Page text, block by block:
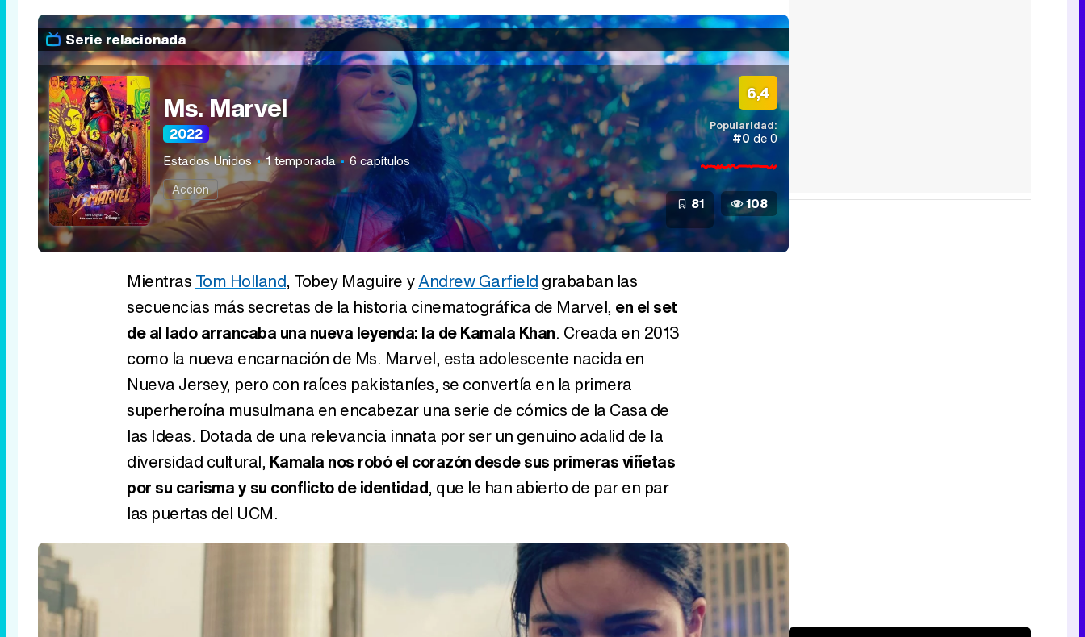
Serie relacionada
Ms. Marvel
2022
Estados Unidos 1 temporada 6 capítulos
Acción
6,4
Popularidad:
#0 de 0
81 108
Mientras Tom Holland, Tobey Maguire yAndrew Garfield grababan las
secuencias más secretas de la historia cinematográfica de Marvel, en el set
de al lado arrancaba una nueva leyenda: la de Kamala Khan. Creada en 2013
como la nueva encarnación de Ms. Marvel, esta adolescente nacida en
Nueva Jersey, pero con raíces pakistaníes, se convertía en la primera
superheroína musulmana en encabezar una serie de cómics de la Casa de
las Ideas. Dotada de una relevancia innata por ser un genuino adalid de la
diversidad cultural, Kamala nos robó el corazón desde sus primeras viñetas
por su carisma y su conflicto de identidad, que le han abierto de par en par
las puertas del UCM.